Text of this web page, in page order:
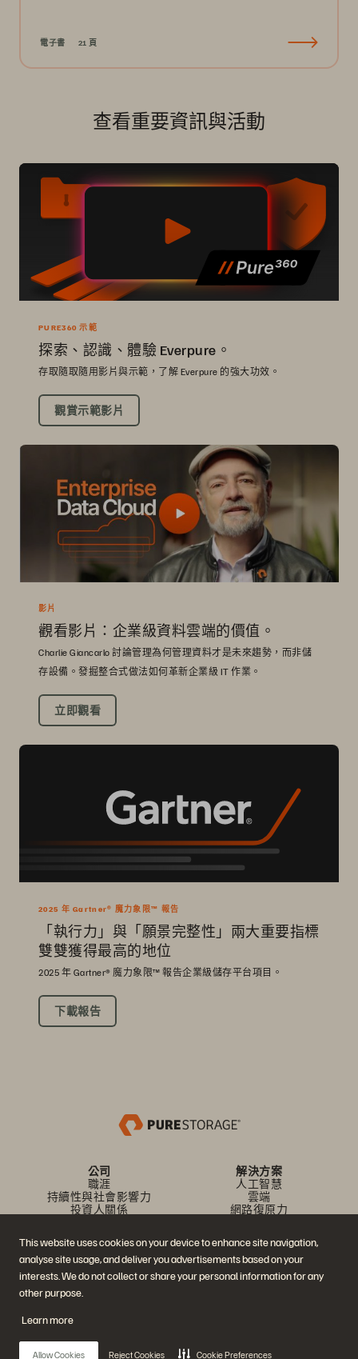
This website uses cookies on your device to enhance site navigation,
analyse site usage, and deliver you advertisements based on your
interests. We do not collect or share your personal information for any
other purpose.
Learn more
Allow Cookies Reject Cookies Cookie Preferences
電子書 21 頁
查看重要資訊與活動
PURE360 示範
探索、認識、體驗 Everpure。
存取隨取隨用影片與示範，了解 Everpure 的強大功效。
觀賞示範影片
影片
觀看影片：企業級資料雲端的價值。
Charlie Giancarlo 討論管理為何管理資料才是未來趨勢，而非儲
存設備。發掘整合式做法如何革新企業級 IT 作業。
立即觀看
2025 年 Gartner® 魔力象限™ 報告
「執行力」與「願景完整性」兩大重要指標
雙雙獲得最高的地位
2025 年 Gartner® 魔力象限™ 報告企業級儲存平台項目。
下載報告
公司
職涯
持續性與社會影響力
投資人關係
高階主管簡報中心
解決方案
人工智慧
雲端
網路復原力
高效能運算
虛擬化
產業
企業級資料雲端
Evergreen//One
FlashBlade